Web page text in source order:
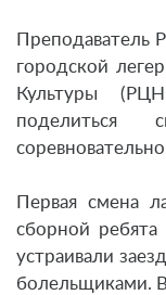
Преподаватель
городской
Культуры
Первая смена
сборной
устраивали
болельщиками.